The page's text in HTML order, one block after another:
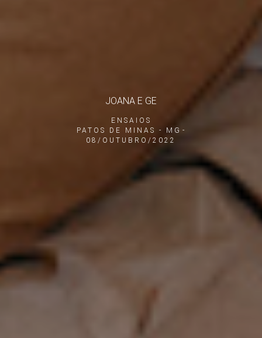
ENSAIOS
PATOS DE MINAS - MG
08/OUTUBRO/2022
JOANA E GE